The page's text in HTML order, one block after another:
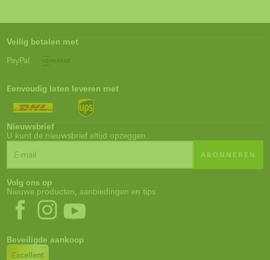
Veilig betalen met
PayPal
Eenvoudig laten leveren met
Nieuwsbrief
U kunt de nieuwsbrief altijd opzeggen.
ABONNEREN
Volg ons op
Nieuwe producten, aanbiedingen en tips
Beveiligde aankoop